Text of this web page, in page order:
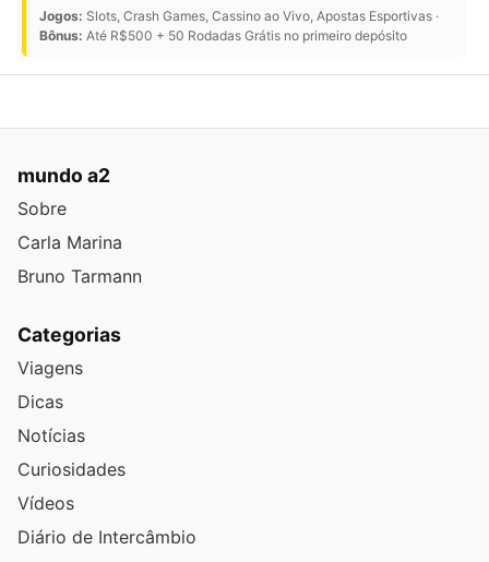
Jogos: Slots, Crash Games, Cassino ao Vivo, Apostas Esportivas ·
Bônus: Até R$500 + 50 Rodadas Grátis no primeiro depósito
mundo a2
Sobre
Carla Marina
Bruno Tarmann
Categorias
Viagens
Dicas
Notícias
Curiosidades
Vídeos
Diário de Intercâmbio